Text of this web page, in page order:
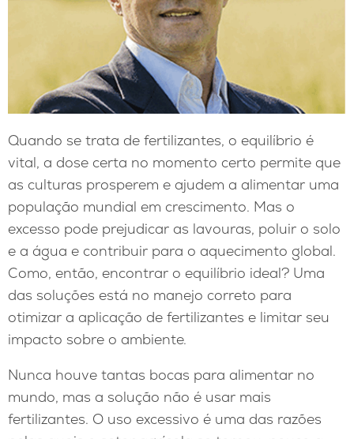
Quando se trata de fertilizantes, o equilíbrio é
vital, a dose certa no momento certo permite que
as culturas prosperem e ajudem a alimentar uma
população mundial em crescimento. Mas o
excesso pode prejudicar as lavouras, poluir o solo
e a água e contribuir para o aquecimento global.
Como, então, encontrar o equilíbrio ideal? Uma
das soluções está no manejo correto para
otimizar a aplicação de fertilizantes e limitar seu
impacto sobre o ambiente.
Nunca houve tantas bocas para alimentar no
mundo, mas a solução não é usar mais
fertilizantes. O uso excessivo é uma das razões